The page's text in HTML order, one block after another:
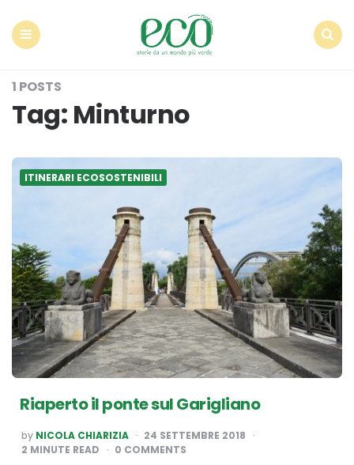
1 POSTS
Tag: Minturno
ITINERARI ECOSOSTENIBILI
Riaperto il ponte sul Garigliano
POSTED
BY
by NICOLA CHIARIZIA
24 SETTEMBRE 2018
2 MINUTE READ 0 COMMENTS